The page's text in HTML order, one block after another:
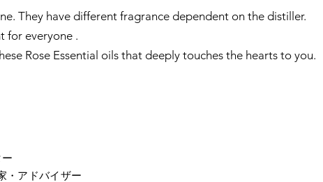
They have different fragrance dependent on the distiller.
for everyone .
Rose Essential oils that deeply touches the hearts to you.
・アドバイザー